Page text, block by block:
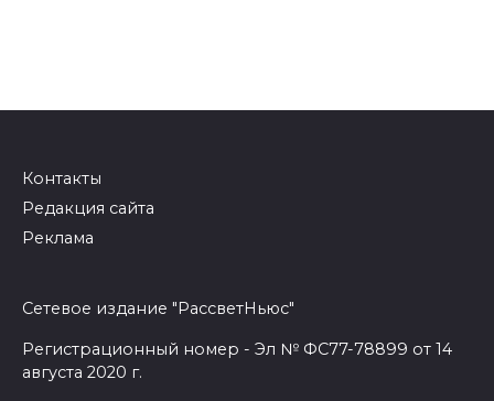
Контакты
Редакция сайта
Реклама
Сетевое издание "РассветНьюс"
Регистрационный номер - Эл № ФС77-78899 от 14
августа 2020 г.